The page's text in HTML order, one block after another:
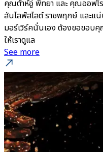
คุณต้าห์อู๋ พิทยา และ คุณออฟ
สันไลฟ์สไลต์ ราชพฤกษ์ และแ
มอร์เวิร์คนั่นเอง ต้องขอขอบ
ให้เราดูแล
See more